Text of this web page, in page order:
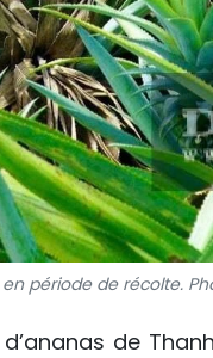
période de récolte.
de